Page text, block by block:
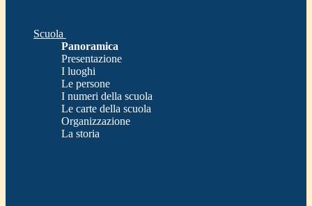
Scuola
Panoramica
Presentazione
I luoghi
Le persone
I numeri della scuola
Le carte della scuola
Organizzazione
La storia